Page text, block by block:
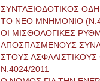
ΣΥΝΤΑΞΙΟΔΟΤΙΚΟΣ
ΤΟ ΝΕΟ ΜΝΗΜΟΝΙΟ
ΟΙ ΜΙΣΘΟΛΟΓΙΚΕΣ
ΑΠΟΣΠΑΣΜΕΝΟΥΣ
ΣΤΟΥΣ ΑΣΦΑΛΙΣΤΙΚΟΥΣ
Ν.4024/2011